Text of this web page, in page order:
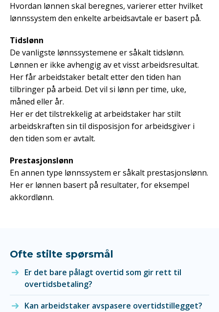
Hvordan lønnen skal beregnes, varierer etter hvilket
lønnssystem den enkelte arbeidsavtale er basert på.
Tidslønn
De vanligste lønnssystemene er såkalt tidslønn.
Lønnen er ikke avhengig av et visst arbeidsresultat.
Her får arbeidstaker betalt etter den tiden han
tilbringer på arbeid. Det vil si lønn per time, uke,
måned eller år.
Her er det tilstrekkelig at arbeidstaker har stilt
arbeidskraften sin til disposisjon for arbeidsgiver i
den tiden som er avtalt.
Prestasjonslønn
En annen type lønnssystem er såkalt prestasjonslønn.
Her er lønnen basert på resultater, for eksempel
akkordlønn.
Ofte stilte spørsmål
Er det bare pålagt overtid som gir rett til
overtidsbetaling?
Kan arbeidstaker avspasere overtidstillegget?